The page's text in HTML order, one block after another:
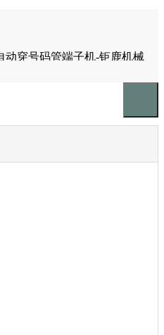
动穿号码管端子机-钜鹿机械